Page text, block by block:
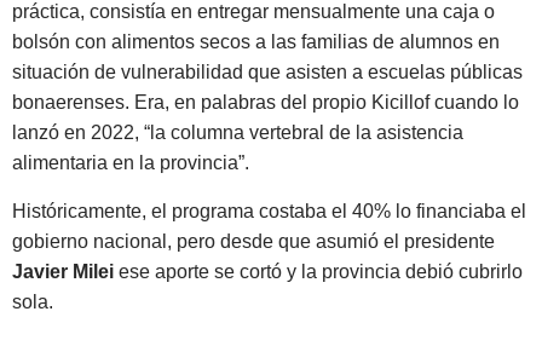
práctica, consistía en entregar mensualmente una caja o
bolsón con alimentos secos a las familias de alumnos en
situación de vulnerabilidad que asisten a escuelas públicas
bonaerenses. Era, en palabras del propio Kicillof cuando lo
lanzó en 2022, “la columna vertebral de la asistencia
alimentaria en la provincia”.
Históricamente, el programa costaba el 40% lo financiaba el
gobierno nacional, pero desde que asumió el presidente
Javier Milei ese aporte se cortó y la provincia debió cubrirlo
sola.